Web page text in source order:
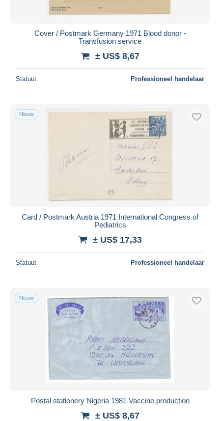
Cover / Postmark Germany 1971 Blood donor -
Transfusion service
± US$ 8,67
Statuut Professioneel handelaar
Nieuw
Card / Postmark Austria 1971 International Congress of
Pediatrics
± US$ 17,33
Statuut Professioneel handelaar
Nieuw
Postal stationery Nigeria 1981 Vaccine production
± US$ 8,67